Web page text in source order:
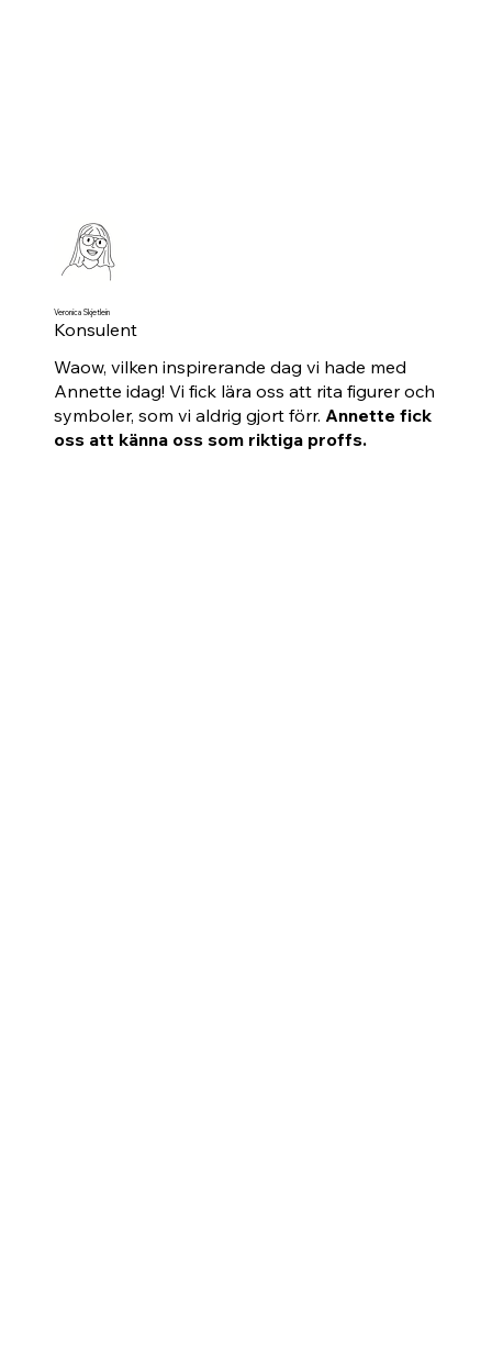
Veronica Skjetlein
Konsulent
Waow, vilken inspirerande dag vi hade med
Annette idag! Vi fick lära oss att rita figurer och
symboler, som vi aldrig gjort förr. Annette fick
oss att känna oss som riktiga proffs.